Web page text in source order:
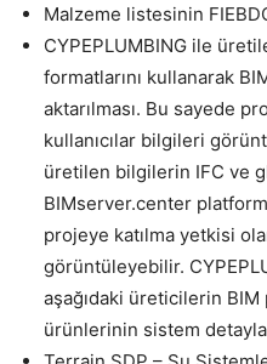
Malzeme listesinin
CYPEPLUMBING ile
formatlarını kullanarak
aktarılması. Bu sayede
kullanıcılar bilgileri
üretilen bilgilerin IFC ve
BIMserver.center
projeye katılma yetkisi
görüntüleyebilir.
aşağıdaki üreticilerin BIM
ürünlerinin sistem